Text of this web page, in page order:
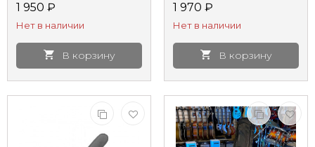
ЛЧГК5 утепленный
1 950 ₽
Нет в наличии
В корзину
1 970 ₽
Нет в наличии
В корзину